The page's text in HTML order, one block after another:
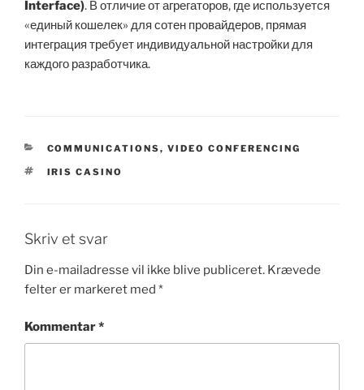
Interface). В отличие от агрегаторов, где используется
«единый кошелек» для сотен провайдеров, прямая
интеграция требует индивидуальной настройки для
каждого разработчика.
KATEGORIER
COMMUNICATIONS, VIDEO CONFERENCING
TAGS
IRIS CASINO
Skriv et svar
Din e-mailadresse vil ikke blive publiceret. Krævede
felter er markeret med *
Kommentar*